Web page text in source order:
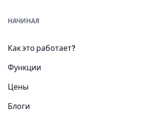
НАЧИНАЯ
Как это работает?
Функции
Цены
Блоги